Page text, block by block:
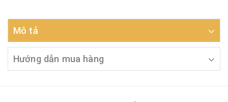
Mô tả
Hướng dẫn mua hàng